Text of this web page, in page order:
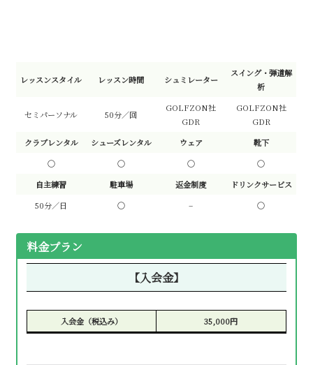
レッスンスタイル レッスン時間 シュミレーター
スイング・弾道解
析
セミパーソナル 50分／回
GOLFZON社
GDR
GOLFZON社
GDR
クラブレンタル
シューズレンタル ウェア
靴下
〇
〇 〇
〇
自主練習
駐車場 返金制度
ドリンクサービス
50分／日
〇 – 〇
料金プラン
【入会金】
入会金（税込み） 35,000円